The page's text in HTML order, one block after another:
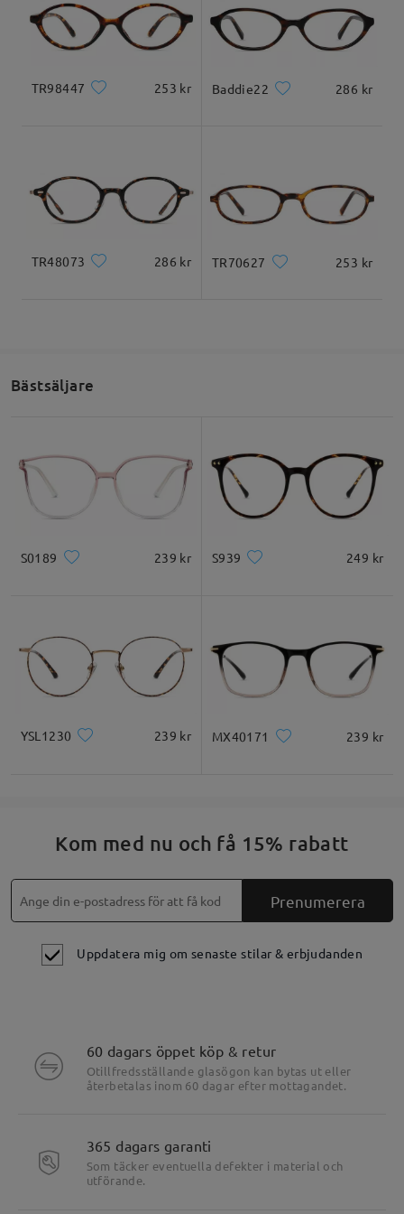
Levererad
TR98447 253 kr Baddie22 286 kr
TR48073 286 kr TR70627 253 kr
Bästsäljare
S0189 239 kr S939 249 kr
YSL1230 239 kr MX40171 239 kr
Kom med nu och få 15% rabatt
Prenumerera
Uppdatera mig om senaste stilar & erbjudanden
60 dagars öppet köp & retur
Otillfredsställande glasögon kan bytas ut eller
återbetalas inom 60 dagar efter mottagandet.
365 dagars garanti
Som täcker eventuella defekter i material och
utförande.